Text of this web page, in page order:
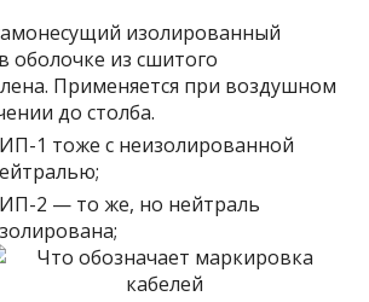
изолированный
оболочке из сшитого
Применяется при воздушном
до столба.
1 тоже с неизолированной
2 — то же, но нейтраль